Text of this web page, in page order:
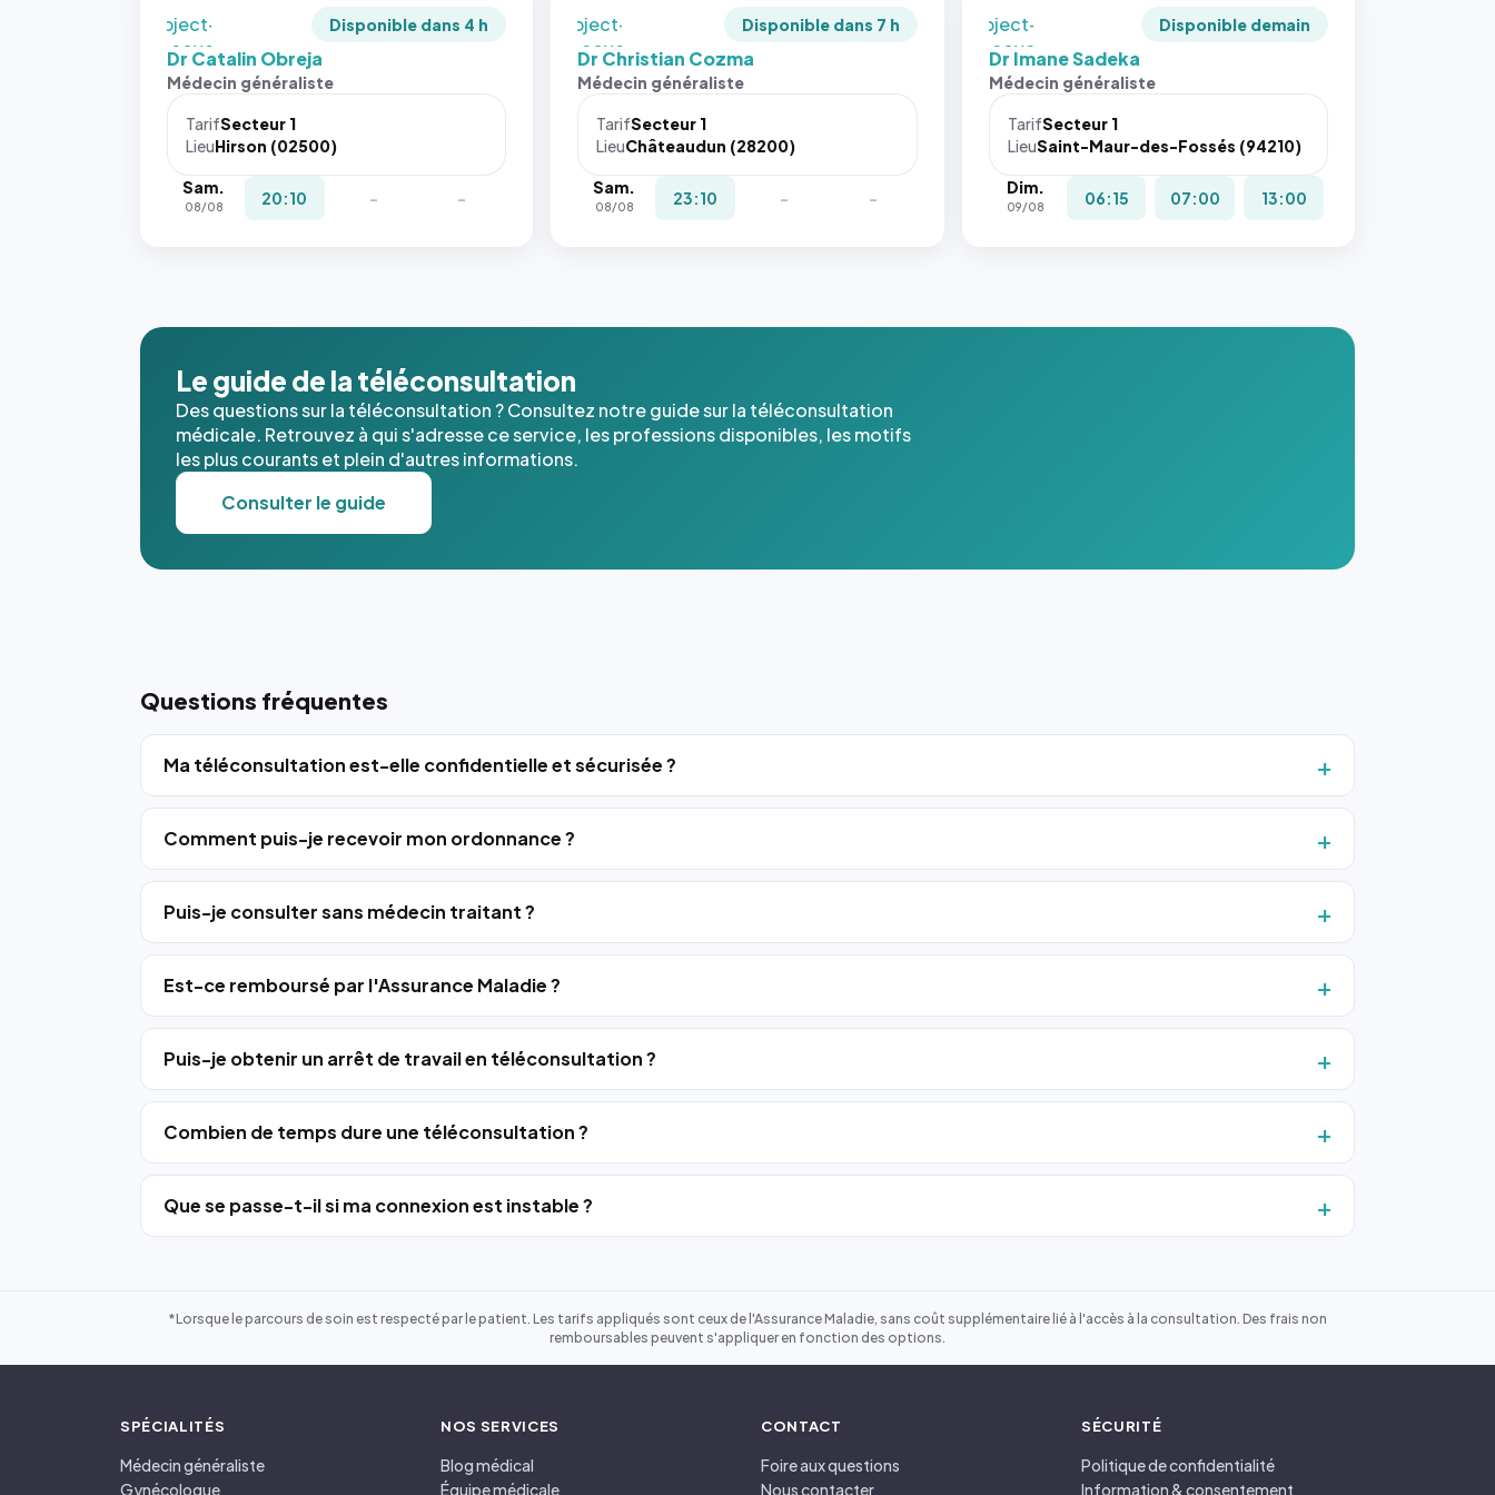
`object-
fit: cover`.
Sans ces
navigateur
pas la
place, et
l'annuaire
dans ce
cas. #}
Disponible dans 4 h
Dr Catalin Obreja
Médecin généraliste
TarifSecteur 1
LieuHirson (02500)
Sam.
08/08 20:10 - -
`object-
fit: cover`.
Sans ces
navigateur
pas la
place, et
cas. #}
Disponible dans 7 h
Dr Christian Cozma
Médecin généraliste
TarifSecteur 1
LieuChâteaudun (28200)
Sam.
08/08 23:10 - -
`object-
fit: cover`.
Sans ces
navigateur
pas la
place, et
Disponible demain
Dr Imane Sadeka
Médecin généraliste
TarifSecteur 1
LieuSaint-Maur-des-Fossés (94210)
Dim.
09/08 06:15 07:00 13:00
Le guide de la téléconsultation
Des questions sur la téléconsultation ? Consultez notre guide sur la téléconsultation
médicale. Retrouvez à qui s'adresse ce service, les professions disponibles, les motifs
les plus courants et plein d'autres informations.
Consulter le guide
Questions fréquentes
Ma téléconsultation est-elle confidentielle et sécurisée ?
Comment puis-je recevoir mon ordonnance ?
Puis-je consulter sans médecin traitant ?
Est-ce remboursé par l'Assurance Maladie ?
Puis-je obtenir un arrêt de travail en téléconsultation ?
Combien de temps dure une téléconsultation ?
Que se passe-t-il si ma connexion est instable ?
*Lorsque le parcours de soin est respecté par le patient. Les tarifs appliqués sont ceux de l'Assurance Maladie, sans coût supplémentaire lié à l'accès à la consultation. Des frais non
remboursables peuvent s'appliquer en fonction des options.
SPÉCIALITÉS
Médecin généraliste
Gynécologue
NOS SERVICES
Blog médical
Équipe médicale
CONTACT
Foire aux questions
Nous contacter
SÉCURITÉ
Politique de confidentialité
Information & consentement